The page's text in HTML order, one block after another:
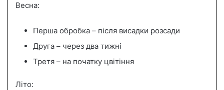
Весна:
Перша обробка – після висадки розсади
Друга – через два тижні
Третя – на початку цвітіння
Літо: